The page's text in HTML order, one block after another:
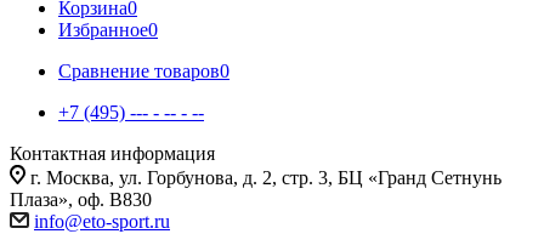
Корзина0
Избранное0
Сравнение товаров0
+7 (495) --- - -- - --
Контактная информация
г. Москва, ул. Горбунова, д. 2, стр. 3, БЦ «Гранд Сетнунь
Плаза», оф. В830
info@eto-sport.ru